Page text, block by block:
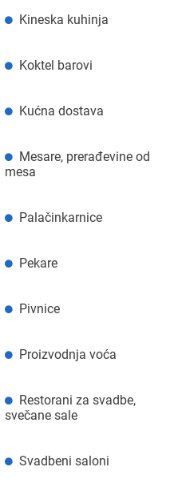
Kineska kuhinja
Koktel barovi
Kućna dostava
Mesare, prerađevine od
mesa
Palačinkarnice
Pekare
Pivnice
Proizvodnja voća
Restorani za svadbe,
svečane sale
Svadbeni saloni